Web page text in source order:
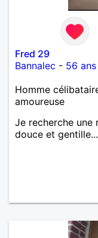
Fred 29
Bannalec - 56 ans
Homme
amoureuse
Je recherche une
douce et